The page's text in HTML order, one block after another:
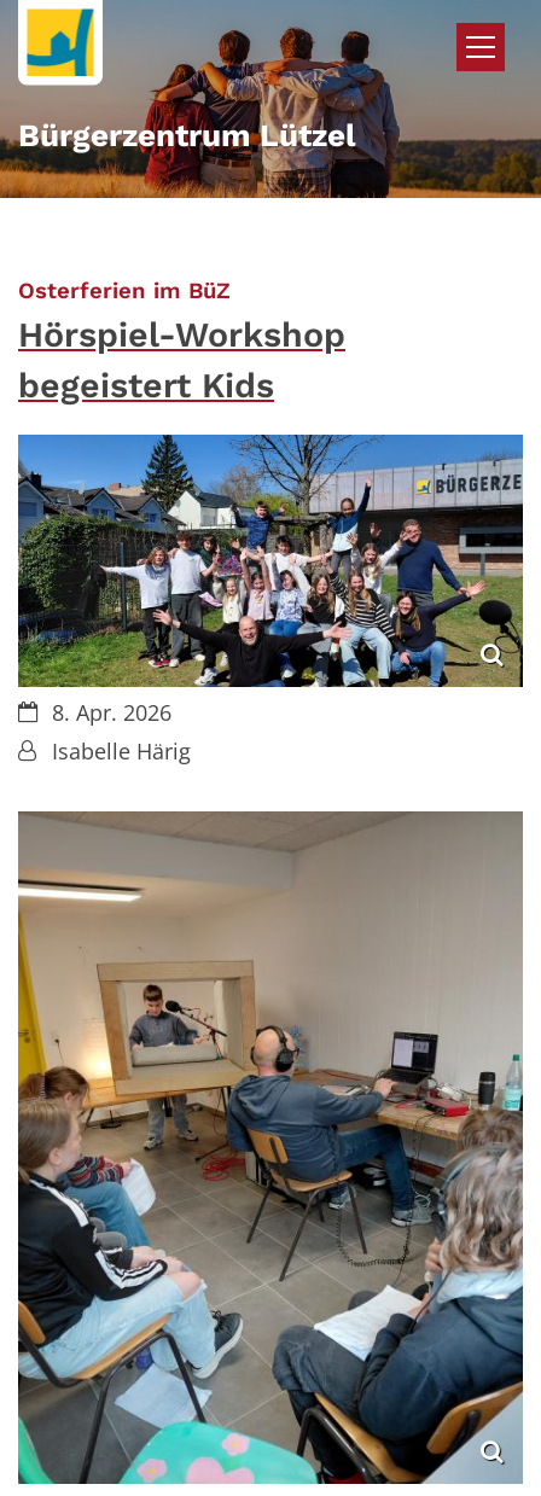
Zum Inhalt springen
Bürgerzentrum Lützel
Osterferien im BüZ
Hörspiel-Workshop
begeistert Kids
Datum:8. Apr. 2026
Von:Isabelle Härig